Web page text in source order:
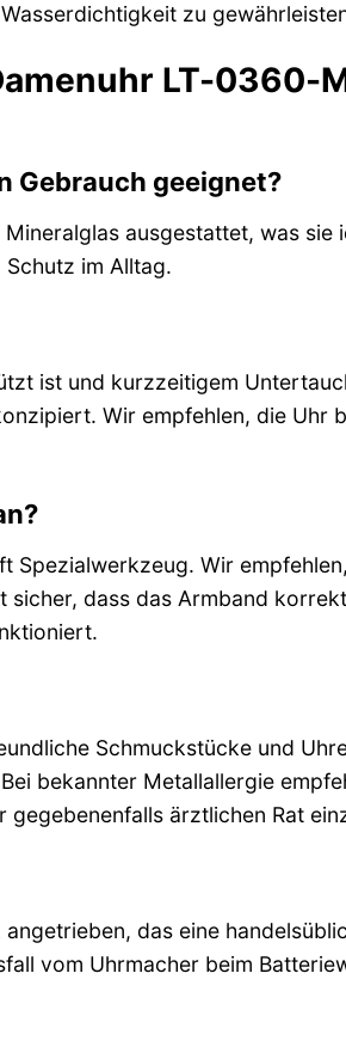
zu
LT-0360-
Gebrauch geeignet?
ausgestattet, was sie
im Alltag.
ist und kurzzeitigem
Wir empfehlen, die Uhr
Spezialwerkzeug. Wir
sicher, dass das Armband
Schmuckstücke und
bekannter Metallallergie
ärztlichen Rat
das eine
vom Uhrmacher beim